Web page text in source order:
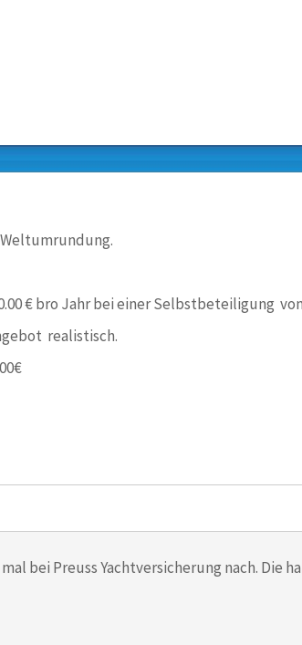
€ bro Jahr bei einer Selbstbeteiligung von
realistisch.
bei Preuss Yachtversicherung nach. Die